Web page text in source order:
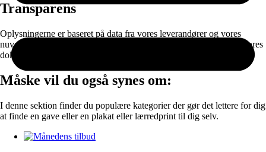
Transparens
Oplysningerne er baseret på data fra vores leverandører og vores
nuværende produktionssetup. Vi arbejder løbende på at forbedre vores
dokumentation og materialevalg.
Måske vil du også synes om:
I denne sektion finder du populære kategorier der gør det lettere for dig
at finde en gave eller en plakat eller lærredprint til dig selv.